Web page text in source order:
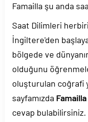
Famailla şu anda
Saat Dilimleri
İngiltere'den
bölgede ve
olduğunu
oluşturulan coğrafi
sayfamızda
cevap bulabilirsiniz.